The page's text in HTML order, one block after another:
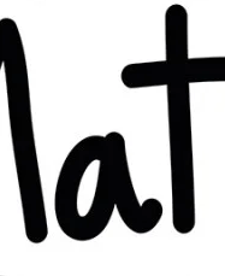
и примеры